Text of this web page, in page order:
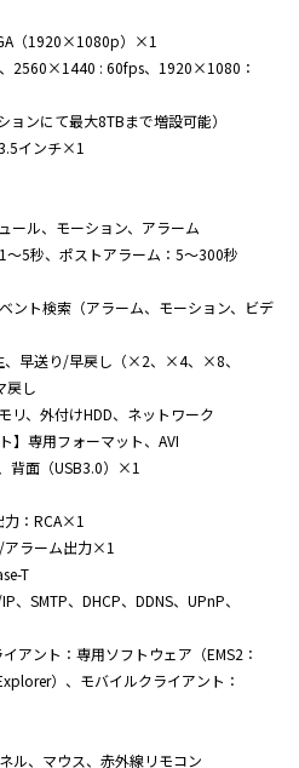
（1920×1080p）×1
2560×1440 : 60fps、1920×1080：
ョンにて最大8TBまで増設可能）
インチ×1
ール、モーション、アラーム
～5秒、ポストアラーム：5～300秒
ント検索（アラーム、モーション、ビデ
、早送り/早戻し（×2、×4、×8、
戻し
リ、外付けHDD、ネットワーク
】専用フォーマット、AVI
背面（USB3.0）×1
力：RCA×1
アラーム出力×1
T
、SMTP、DHCP、DDNS、UPnP、
アント：専用ソフトウェア（EMS2：
）、モバイルクライアント：
ル、マウス、赤外線リモコン